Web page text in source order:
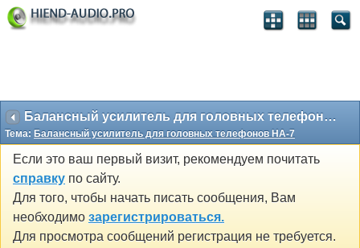
Балансный усилитель для головных телефонов HA-7
Тема: Балансный усилитель для головных телефонов HA-7
Если это ваш первый визит, рекомендуем почитать
справку по сайту.
Для того, чтобы начать писать сообщения, Вам
необходимо зарегистрироваться.
Для просмотра сообщений регистрация не требуется.